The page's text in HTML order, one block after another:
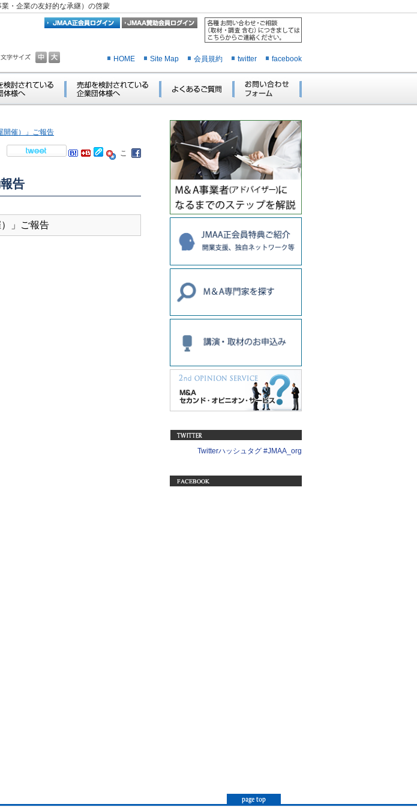
・企業の友好的な承継）の啓蒙
HOME Site Map 会員規約 twitter facebook
催）」ご報告
告
」ご報告
Twitterハッシュタグ #JMAA_org